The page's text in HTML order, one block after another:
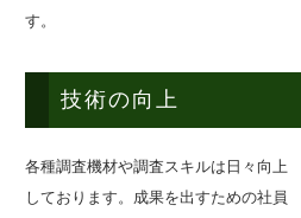
す。
技術の向上
各種調査機材や調査スキルは日々向上
しております。成果を出すための社員